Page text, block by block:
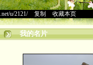
u/2121/> 复制 收藏本页
我的名片